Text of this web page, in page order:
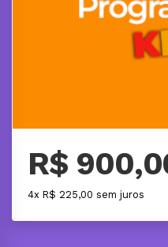
R$
4x R$ 225,00 sem juros